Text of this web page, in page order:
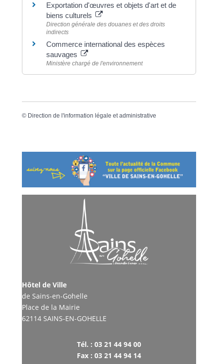
Exportation d'œuvres et objets d'art et de
biens culturels
Direction générale des douanes et des droits
indirects
Commerce international des espèces
sauvages
Ministère chargé de l'environnement
© Direction de l'information légale et administrative
Hôtel de Ville
de Sains-en-Gohelle
Place de la Mairie
62114 SAINS-EN-GOHELLE
Tél. : 03 21 44 94 00
Fax : 03 21 44 94 14